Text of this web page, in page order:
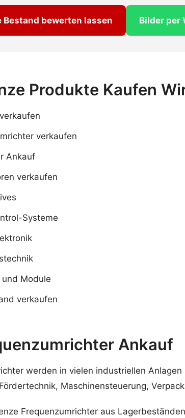
Bestand bewerten lassen Bilder per
Produkte Kaufen
verkaufen
Ankauf
verkaufen
Systeme
Module
verkaufen
Ankauf
werden in vielen industriellen
Maschinensteuerung,
Frequenzumrichter aus